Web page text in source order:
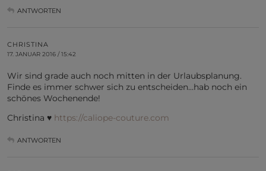
ANTWORTEN
CHRISTINA
17. JANUAR 2016 / 15:42
Wir sind grade auch noch mitten in der Urlaubsplanung.
Finde es immer schwer sich zu entscheiden…hab noch ein
schönes Wochenende!
Christina ♥ https://caliope-couture.com
ANTWORTEN